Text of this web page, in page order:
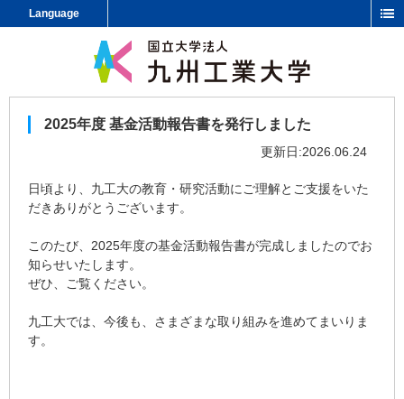
Language
2025年度 基金活動報告書を発行しました
更新日:2026.06.24
日頃より、九工大の教育・研究活動にご理解とご支援をいた
だきありがとうございます。
このたび、2025年度の基金活動報告書が完成しましたのでお
知らせいたします。
ぜひ、ご覧ください。
九工大では、今後も、さまざまな取り組みを進めてまいりま
す。